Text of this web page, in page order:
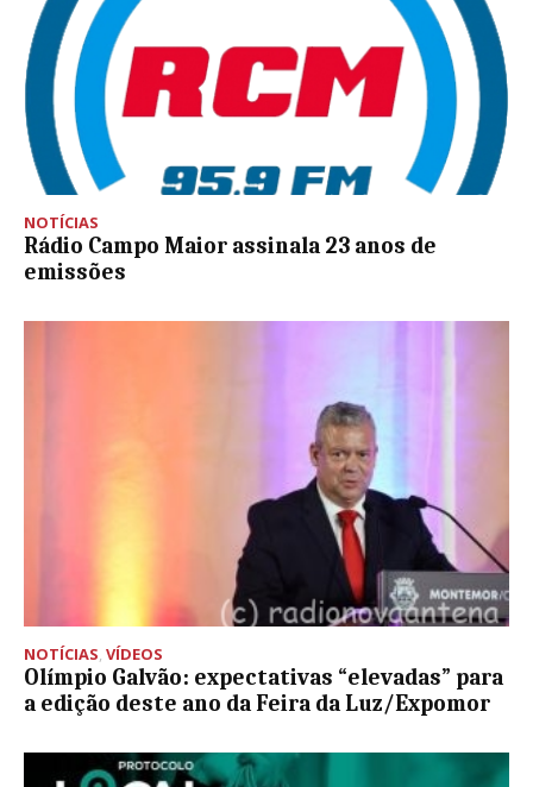
NOTÍCIAS
Rádio Campo Maior assinala 23 anos de
emissões
NOTÍCIAS, VÍDEOS
Olímpio Galvão: expectativas “elevadas” para
a edição deste ano da Feira da Luz/Expomor